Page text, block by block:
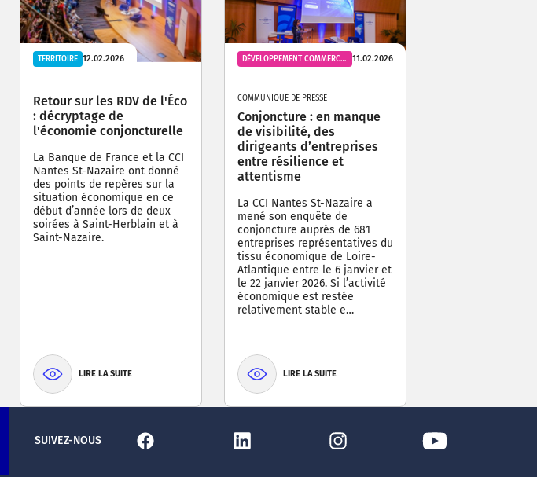
TERRITOIRE 12.02.2026
Retour sur les RDV de l'Éco
: décryptage de
l'économie conjoncturelle
La Banque de France et la CCI
Nantes St-Nazaire ont donné
des points de repères sur la
situation économique en ce
début d’année lors de deux
soirées à Saint-Herblain et à
Saint-Nazaire.
LIRE LA SUITE
DÉVELOPPEMENT COMMERCIAL 11.02.2026
COMMUNIQUÉ DE PRESSE
Conjoncture : en manque
de visibilité, des
dirigeants d’entreprises
entre résilience et
attentisme
La CCI Nantes St-Nazaire a
mené son enquête de
conjoncture auprès de 681
entreprises représentatives du
tissu économique de Loire-
Atlantique entre le 6 janvier et
le 22 janvier 2026. Si l’activité
économique est restée
relativement stable e…
LIRE LA SUITE
SUIVEZ-NOUS